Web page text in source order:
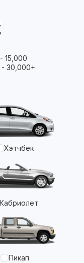
15,000
30,000+
Хэтчбек
Пикап